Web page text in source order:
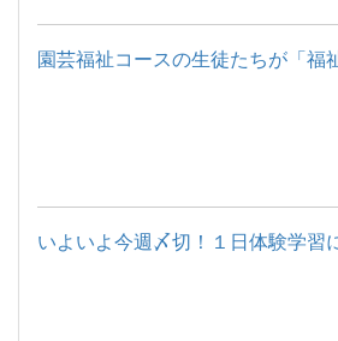
いよいよ今週〆切！１日体験学習